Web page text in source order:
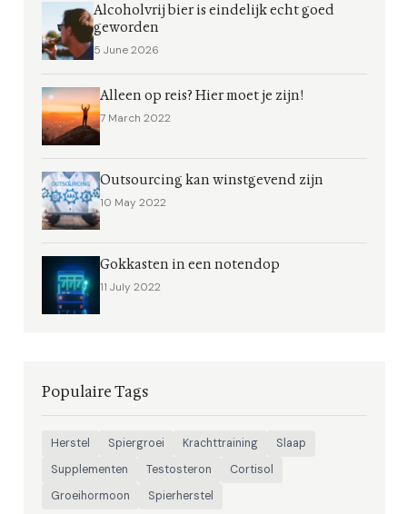
Alcoholvrij bier is eindelijk echt goed
geworden
5 June 2026
Alleen op reis? Hier moet je zijn!
7 March 2022
Outsourcing kan winstgevend zijn
10 May 2022
Gokkasten in een notendop
11 July 2022
Populaire Tags
Herstel Spiergroei Krachttraining
Slaap
Supplementen
Testosteron
Cortisol
Groeihormoon
Spierherstel